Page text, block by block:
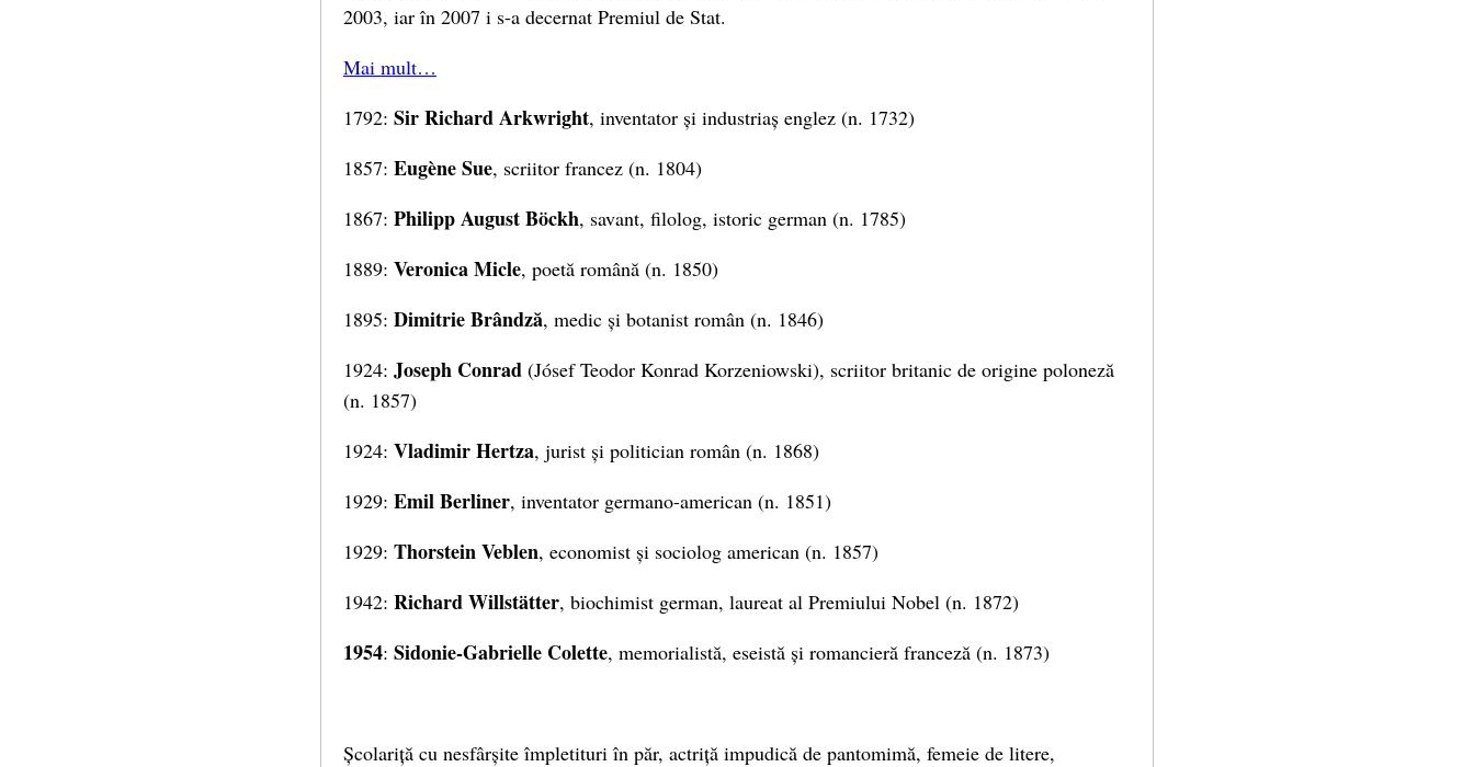
2003, iar în 2007 i s-a decernat Premiul de Stat.
Mai mult…
1792: Sir Richard Arkwright, inventator și industriaș englez (n. 1732)
1857: Eugène Sue, scriitor francez (n. 1804)
1867: Philipp August Böckh, savant, filolog, istoric german (n. 1785)
1889: Veronica Micle, poetă română (n. 1850)
1895: Dimitrie Brândză, medic și botanist român (n. 1846)
1924: Joseph Conrad (Jósef Teodor Konrad Korzeniowski), scriitor britanic de origine poloneză
(n. 1857)
1924: Vladimir Hertza, jurist și politician român (n. 1868)
1929: Emil Berliner, inventator germano-american (n. 1851)
1929: Thorstein Veblen, economist și sociolog american (n. 1857)
1942: Richard Willstätter, biochimist german, laureat al Premiului Nobel (n. 1872)
1954: Sidonie-Gabrielle Colette, memorialistă, eseistă și romancieră franceză (n. 1873)
Școlariță cu nesfârșite împletituri în păr, actriță impudică de pantomimă, femeie de litere,